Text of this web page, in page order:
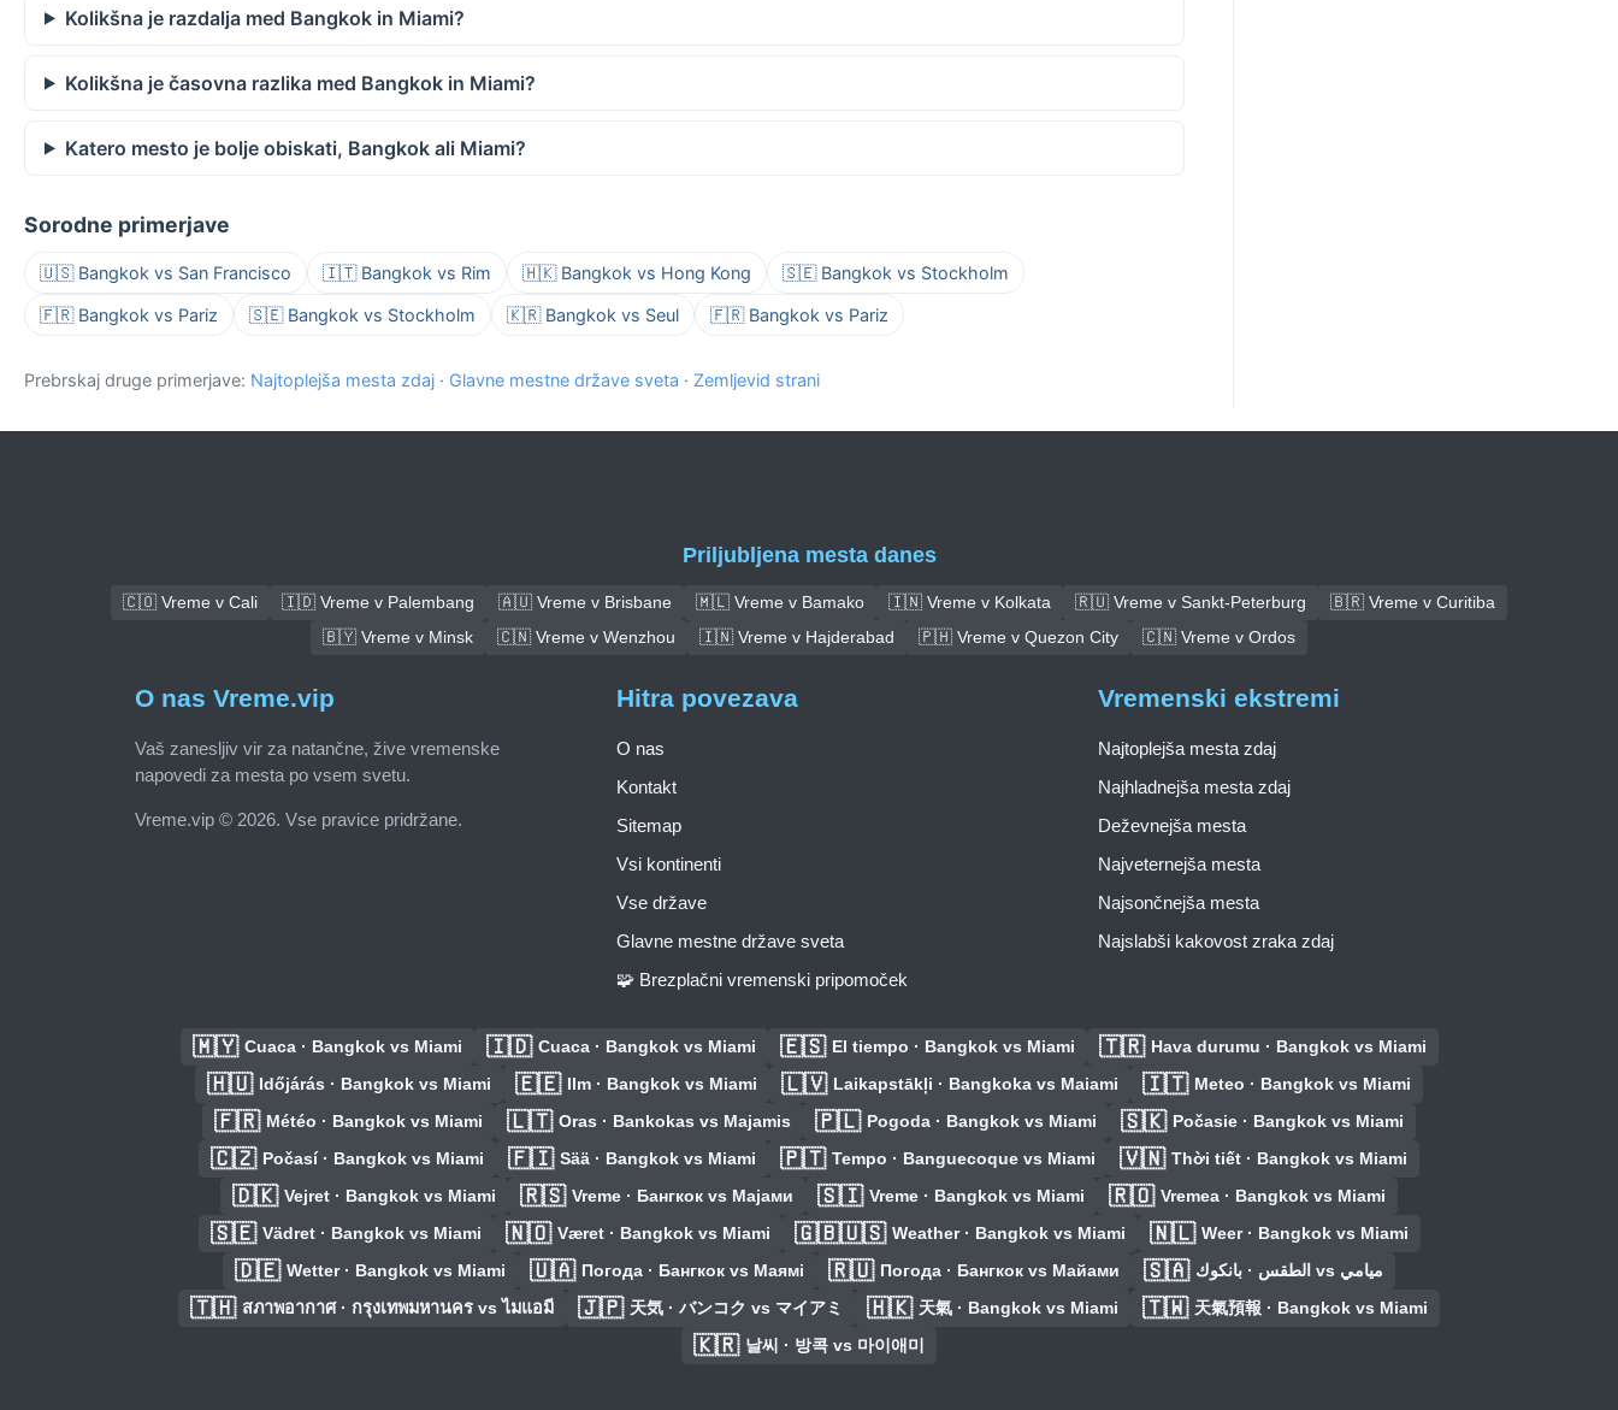
Kolikšna je razdalja med Bangkok in Miami?
Kolikšna je časovna razlika med Bangkok in Miami?
Katero mesto je bolje obiskati, Bangkok ali Miami?
Sorodne primerjave
🇺🇸 Bangkok vs San Francisco 🇮🇹 Bangkok vs Rim 🇭🇰 Bangkok vs Hong Kong 🇸🇪 Bangkok vs Stockholm
🇫🇷 Bangkok vs Pariz 🇸🇪 Bangkok vs Stockholm 🇰🇷 Bangkok vs Seul 🇫🇷 Bangkok vs Pariz
Prebrskaj druge primerjave: Najtoplejša mesta zdaj · Glavne mestne države sveta · Zemljevid strani
Priljubljena mesta danes
🇨🇴 Vreme v Cali 🇮🇩 Vreme v Palembang 🇦🇺 Vreme v Brisbane 🇲🇱 Vreme v Bamako 🇮🇳 Vreme v Kolkata 🇷🇺 Vreme v Sankt-Peterburg
🇧🇷 Vreme v Curitiba
🇧🇾 Vreme v Minsk
🇨🇳 Vreme v Wenzhou 🇮🇳 Vreme v Hajderabad 🇵🇭 Vreme v Quezon City 🇨🇳 Vreme v Ordos
O nas Vreme.vip
Vaš zanesljiv vir za natančne, žive vremenske
napovedi za mesta po vsem svetu.
Vreme.vip © 2026. Vse pravice pridržane.
Hitra povezava
O nas
Kontakt
Sitemap
Vsi kontinenti
Vse države
Glavne mestne države sveta
🧩 Brezplačni vremenski pripomoček
Vremenski ekstremi
Najtoplejša mesta zdaj
Najhladnejša mesta zdaj
Deževnejša mesta
Najveternejša mesta
Najsončnejša mesta
Najslabši kakovost zraka zdaj
🇲🇾 Cuaca · Bangkok vs Miami 🇮🇩 Cuaca · Bangkok vs Miami 🇪🇸 El tiempo · Bangkok vs Miami 🇹🇷 Hava durumu · Bangkok vs Miami
🇭🇺 Időjárás · Bangkok vs Miami 🇪🇪 Ilm · Bangkok vs Miami 🇱🇻 Laikapstākļi · Bangkoka vs Maiami 🇮🇹 Meteo · Bangkok vs Miami
🇫🇷 Météo · Bangkok vs Miami 🇱🇹 Oras · Bankokas vs Majamis 🇵🇱 Pogoda · Bangkok vs Miami 🇸🇰 Počasie · Bangkok vs Miami
🇨🇿 Počasí · Bangkok vs Miami 🇫🇮 Sää · Bangkok vs Miami 🇵🇹 Tempo · Banguecoque vs Miami 🇻🇳 Thời tiết · Bangkok vs Miami
🇩🇰 Vejret · Bangkok vs Miami 🇷🇸 Vreme · Бангкок vs Мајами 🇸🇮 Vreme · Bangkok vs Miami 🇷🇴 Vremea · Bangkok vs Miami
🇸🇪 Vädret · Bangkok vs Miami 🇳🇴 Været · Bangkok vs Miami 🇬🇧🇺🇸 Weather · Bangkok vs Miami 🇳🇱 Weer · Bangkok vs Miami
🇩🇪 Wetter · Bangkok vs Miami 🇺🇦 Погода · Бангкок vs Маямі 🇷🇺 Погода · Бангкок vs Майами 🇸🇦 الطقس · بانكوك vs ميامي
🇹🇭 สภาพอากาศ · กรุงเทพมหานคร vs ไมแอมี 🇯🇵 天気 · バンコク vs マイアミ 🇭🇰 天氣 · Bangkok vs Miami 🇹🇼 天氣預報 · Bangkok vs Miami
🇰🇷 날씨 · 방콕 vs 마이애미